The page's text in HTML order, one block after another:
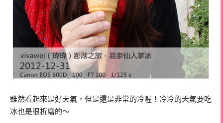
雖然看起來是好天氣，但是還是非常的冷喔！冷冷的天氣要吃
冰也是很折磨的～